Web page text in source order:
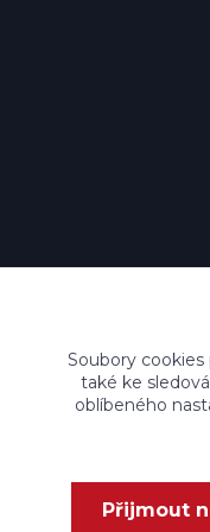
Soubory
také ke
oblíbeného
Přijmout